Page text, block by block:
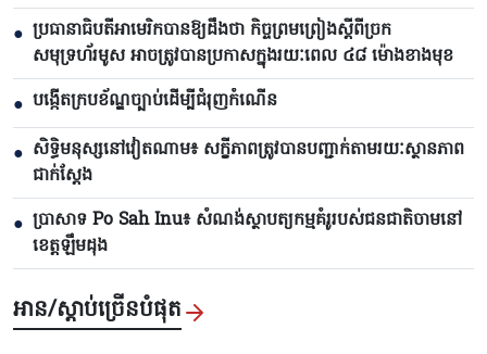
● ប្រធានាធិបតីអាមេរិកបាន​ឱ្យដឹងថា កិច្ចព្រមព្រៀងស្តីពីច្រក
សមុទ្រហ័រមូស អាចត្រូវបានប្រកាសក្នុងរយៈពេល ៤៨ ម៉ោងខាងមុខ
● បង្កើតក្របខ័ណ្ឌច្បាប់ដើម្បីជំរុញកំណើន
● សិទ្ធិមនុស្សនៅវៀតណាម៖ សក្ខីភាពត្រូវបានបញ្ជាក់តាមរយៈស្ថានភាព
ជាក់ស្តែង
● ប្រាសាទ Po Sah Inu៖ សំណង់ស្ថាបត្យកម្មគំរូរបស់ជនជាតិចាមនៅ
ខេត្តឡឹមដុង
អាន/ស្តាប់ច្រើនបំផុត